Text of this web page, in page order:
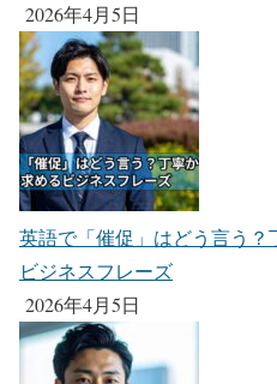
2026年4月5日
英語で「催促」はどう言う
ビジネスフレーズ
2026年4月5日